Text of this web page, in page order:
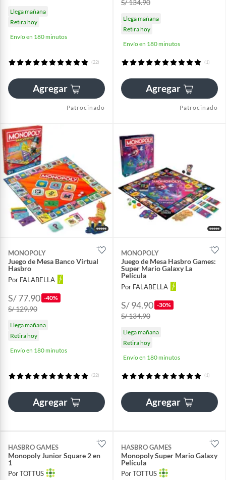
Llega mañana
Retira hoy
Envío en 180 minutos
(22)
Agregar
Patrocinado
S/ 134.90
Llega mañana
Retira hoy
Envío en 180 minutos
(1)
Agregar
Patrocinado
MONOPOLY
Juego de Mesa Banco Virtual
Hasbro
Por FALABELLA
S/ 77.90 -40%
S/ 129.90
Llega mañana
Retira hoy
Envío en 180 minutos
(22)
Agregar
MONOPOLY
Juego de Mesa Hasbro Games:
Super Mario Galaxy La
Película
Por FALABELLA
S/ 94.90 -30%
S/ 134.90
Llega mañana
Retira hoy
Envío en 180 minutos
(1)
Agregar
HASBRO GAMES
Monopoly Junior Square 2 en
1
Por TOTTUS
HASBRO GAMES
Monopoly Super Mario Galaxy
Película
Por TOTTUS